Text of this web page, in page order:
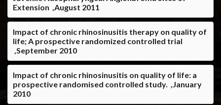
Extension ,August 2011
Impact of chronic rhinosinusitis therapy on quality of
life; A prospective randomized controlled trial
,September 2010
Impact of chronic rhinosinusitis on quality of life: a
prospective randomised controlled study. ,January
2010